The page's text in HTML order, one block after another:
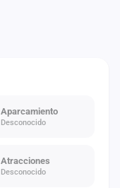
Aparcamiento
Desconocido
Atracciones
Desconocido